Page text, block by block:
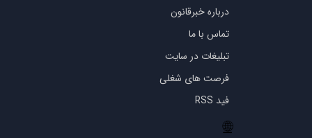
درباره خبرقانون
تماس با ما
تبلیغات در سایت
فرصت های شغلی
فید RSS
🌐